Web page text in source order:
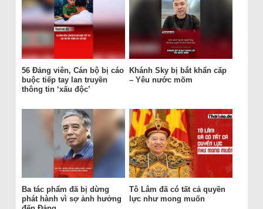
56 Đảng viên, Cán bộ bị cáo
buộc tiếp tay lan truyền
thông tin ‘xấu độc’
Khánh Sky bị bắt khẩn cấp
– Yêu nước mõm
Ba tác phẩm đã bị dừng
phát hành vì sợ ảnh hưởng
Tô Lâm đã có tất cả quyền
lực như mong muốn